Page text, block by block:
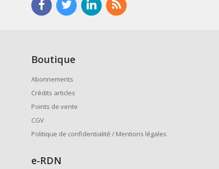
Boutique
Abonnements
Crédits articles
Points de vente
CGV
Politique de confidentialité / Mentions légales
e-RDN